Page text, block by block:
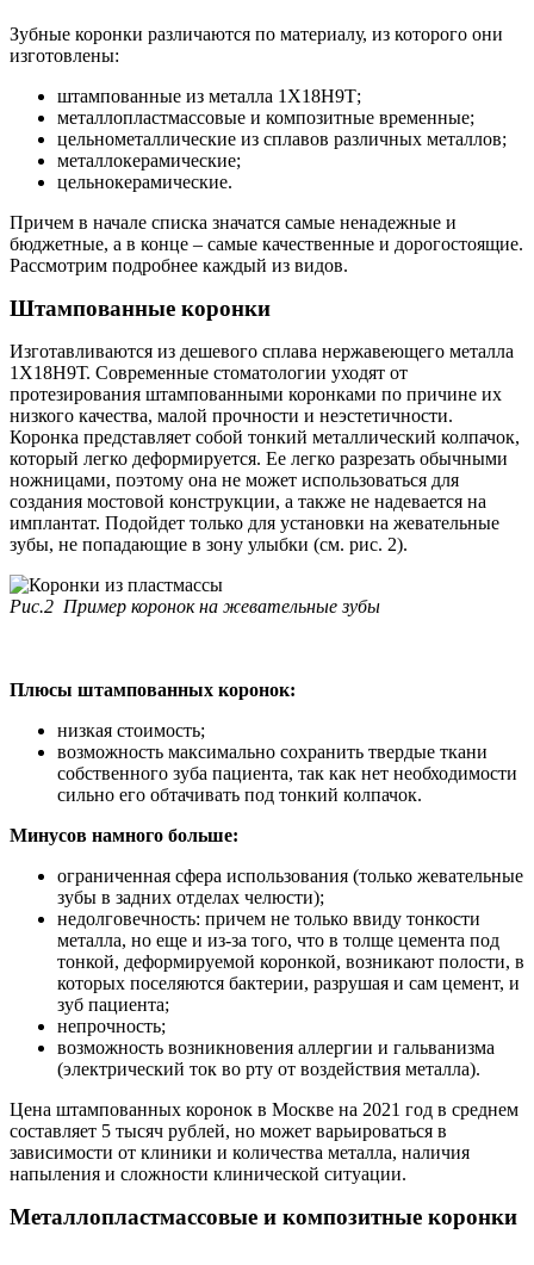
Зубные коронки различаются по материалу, из которого они
изготовлены:
штампованные из металла 1Х18Н9Т;
металлопластмассовые и композитные временные;
цельнометаллические из сплавов различных металлов;
металлокерамические;
цельнокерамические.
Причем в начале списка значатся самые ненадежные и
бюджетные, а в конце – самые качественные и дорогостоящие.
Рассмотрим подробнее каждый из видов.
Штампованные коронки
Изготавливаются из дешевого сплава нержавеющего металла
1Х18Н9Т. Современные стоматологии уходят от
протезирования штампованными коронками по причине их
низкого качества, малой прочности и неэстетичности.
Коронка представляет собой тонкий металлический колпачок,
который легко деформируется. Ее легко разрезать обычными
ножницами, поэтому она не может использоваться для
создания мостовой конструкции, а также не надевается на
имплантат. Подойдет только для установки на жевательные
зубы, не попадающие в зону улыбки (см. рис. 2).
Рис.2 Пример коронок на жевательные зубы
Плюсы штампованных коронок:
низкая стоимость;
возможность максимально сохранить твердые ткани
собственного зуба пациента, так как нет необходимости
сильно его обтачивать под тонкий колпачок.
Минусов намного больше:
ограниченная сфера использования (только жевательные
зубы в задних отделах челюсти);
недолговечность: причем не только ввиду тонкости
металла, но еще и из-за того, что в толще цемента под
тонкой, деформируемой коронкой, возникают полости, в
которых поселяются бактерии, разрушая и сам цемент, и
зуб пациента;
непрочность;
возможность возникновения аллергии и гальванизма
(электрический ток во рту от воздействия металла).
Цена штампованных коронок в Москве на 2021 год в среднем
составляет 5 тысяч рублей, но может варьироваться в
зависимости от клиники и количества металла, наличия
напыления и сложности клинической ситуации.
Металлопластмассовые и композитные коронки